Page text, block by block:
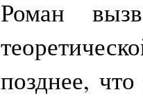
Роман
позднее,